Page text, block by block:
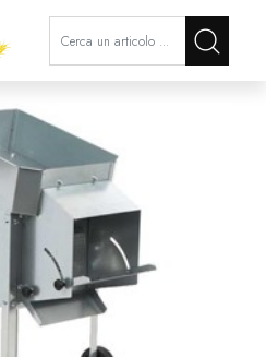
La modifica di un filtro